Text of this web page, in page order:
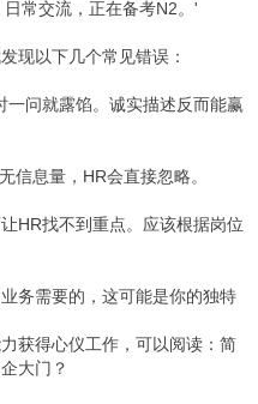
常交流，正在备考N2。'
现以下几个常见错误：
问就露馅。诚实描述反而能赢
信息量，HR会直接忽略。
HR找不到重点。应该根据岗位
务需要的，这可能是你的独特
获得心仪工作，可以阅读： 简
大门？